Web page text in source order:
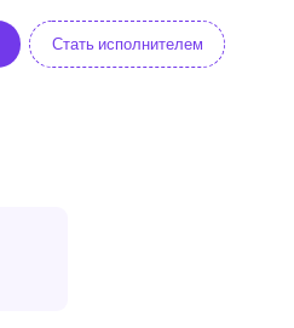
Стать исполнителем